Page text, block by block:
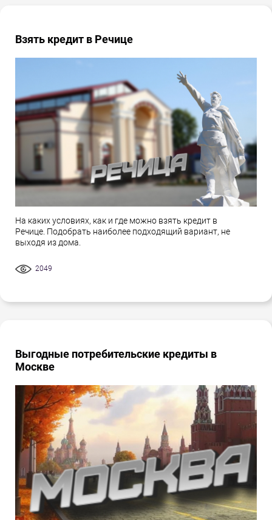
Взять кредит в Речице
На каких условиях, как и где можно взять кредит в
Речице. Подобрать наиболее подходящий вариант, не
выходя из дома.
2049
Выгодные потребительские кредиты в
Москве